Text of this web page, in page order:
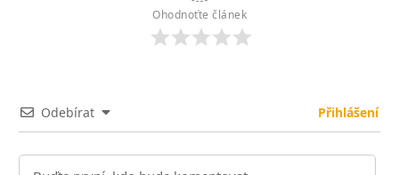
Ohodnoťte článek
Odebírat Přihlášení